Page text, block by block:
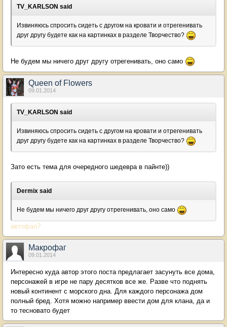
TV_KARLSON said
Извиняюсь спросить сидеть с другом на кровати и отрегенивать
друг другу будете как на картинках в разделе Творчество?
Не будем мы ничего друг другу отрегенивать, оно само
Queen of Flowers
09.01.2014
TV_KARLSON said
Извиняюсь спросить сидеть с другом на кровати и отрегенивать
друг другу будете как на картинках в разделе Творчество?
Зато есть тема для очередного шедевра в пайнте))
Dermix said
Не будем мы ничего друг другу отрегенивать, оно само
автофап?
Макрофаг
09.01.2014
Интересно куда автор этого поста предлагает засунуть все дома,
персонажей в игре не пару десятков все же. Разве что поднять
новый континент с морского дна. Для каждого персонажа дом
полный бред. Хотя можно например ввести дом для клана, да и
то тесновато будет